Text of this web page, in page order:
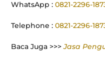
WhatsApp :0821-2296-
Telephone :0821-2296-
Baca Juga >>>Jasa